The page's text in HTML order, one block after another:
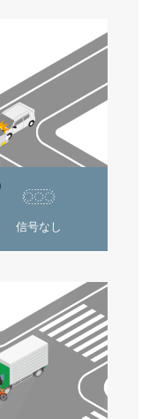
信号なし